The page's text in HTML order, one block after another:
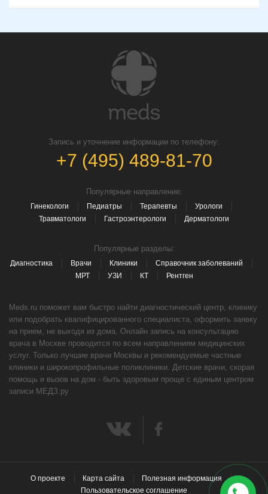
Запись и уточнение информации по телефону:
+7 (495) 489-81-70
Популярные направление:
Гинекологи Педиатры Терапевты
Урологи
Травматологи
Гастроэнтерологи Дерматологи
Популярные разделы:
Диагностика Врачи Клиники
Справочник заболеваний
МРТ
УЗИ КТ Рентген
Meds.ru поможет вам быстро найти диагностический центр, клинику
или подобрать квалифицированного специалиста, оформить заявку
на прием, не выходя из дома. Онлайн запись на консультацию
врача в Москве проводится по всем направлениям медицинских
услуг. Только лучшие врачи Москвы и рекомендуемые частные
клиники и широкопрофильные поликлиники. Детские врачи, скорая
помощь и вызов на дом - быть здоровым проще с единым центром
записи МЕДЗ.ру
О проекте Карта сайта
Полезная информация
Пользовательское соглашение